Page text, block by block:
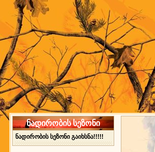
ნადირობის სეზონი
ნადირობის სეზონი გაიხსნა!!!!!